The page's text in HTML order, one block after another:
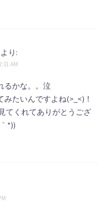
より:
AM
るかな。。泣
みたいんですよね(>_<)！
てくれてありがとうござ
*))